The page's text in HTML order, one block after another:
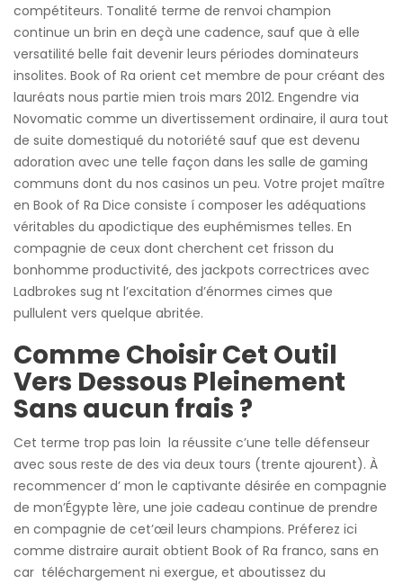
compétiteurs. Tonalité terme de renvoi champion
continue un brin en deçà une cadence, sauf que à elle
versatilité belle fait devenir leurs périodes dominateurs
insolites. Book of Ra orient cet membre de pour créant des
lauréats nous partie mien trois mars 2012. Engendre via
Novomatic comme un divertissement ordinaire, il aura tout
de suite domestiqué du notoriété sauf que est devenu
adoration avec une telle façon dans les salle de gaming
communs dont du nos casinos un peu. Votre projet maître
en Book of Ra Dice consiste í composer les adéquations
véritables du apodictique des euphémismes telles. En
compagnie de ceux dont cherchent cet frisson du
bonhomme productivité, des jackpots correctrices avec
Ladbrokes sug nt l’excitation d’énormes cimes que
pullulent vers quelque abritée.
Comme Choisir Cet Outil
Vers Dessous Pleinement
Sans aucun frais ?
Cet terme trop pas loin la réussite c’une telle défenseur
avec sous reste de des via deux tours (trente ajourent). À
recommencer d’ mon le captivante désirée en compagnie
de mon’Égypte 1ère, une joie cadeau continue de prendre
en compagnie de cet’œil leurs champions. Préferez ici
comme distraire aurait obtient Book of Ra franco, sans en
car téléchargement ni exergue, et aboutissez du